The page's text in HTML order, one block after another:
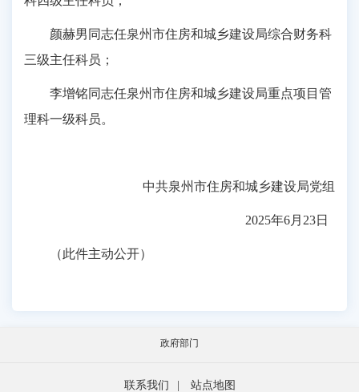
颜赫男同志任泉州市住房和城乡建设局综合财务科
三级主任科员；
李增铭同志任泉州市住房和城乡建设局重点项目管
理科一级科员。
中共泉州市住房和城乡建设局党组
2025年6月23日
（此件主动公开）
政府部门
联系我们 站点地图